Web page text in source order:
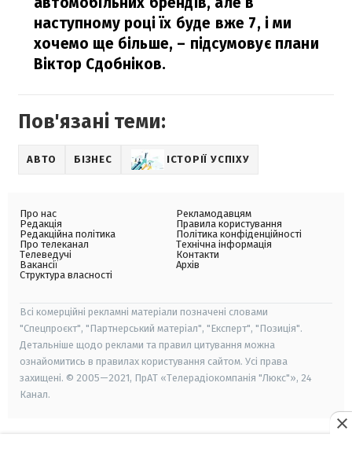
наступному році їх буде вже 7, і ми
хочемо ще більше, – підсумовує плани
Віктор Сдобніков.
Пов'язані теми:
АВТО БІЗНЕС ІСТОРІЇ УСПІХУ
Про нас
Редакція
Редакційна політика
Про телеканал
Телеведучі
Вакансії
Структура власності
Рекламодавцям
Правила користування
Політика конфіденційності
Технічна інформація
Контакти
Архів
Всі комерційні рекламні матеріали позначені словами
"Спецпроєкт", "Партнерський матеріал", "Експерт", "Позиція".
Детальніше щодо реклами та правил цитування можна
ознайомитись в правилах користування сайтом. Усі права
захищені. © 2005—2021, ПрАТ «Телерадіокомпанія "Люкс"», 24
Канал.